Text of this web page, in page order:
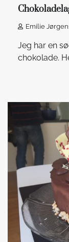
Emilie
Jeg har en
chokolade.